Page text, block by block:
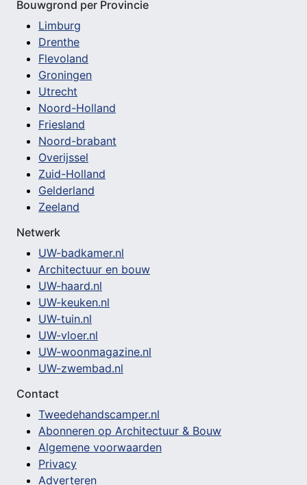
Bouwgrond per Provincie
Limburg
Drenthe
Flevoland
Groningen
Utrecht
Noord-Holland
Friesland
Noord-brabant
Overijssel
Zuid-Holland
Gelderland
Zeeland
Netwerk
UW-badkamer.nl
Architectuur en bouw
UW-haard.nl
UW-keuken.nl
UW-tuin.nl
UW-vloer.nl
UW-woonmagazine.nl
UW-zwembad.nl
Contact
Tweedehandscamper.nl
Abonneren op Architectuur & Bouw
Algemene voorwaarden
Privacy
Adverteren